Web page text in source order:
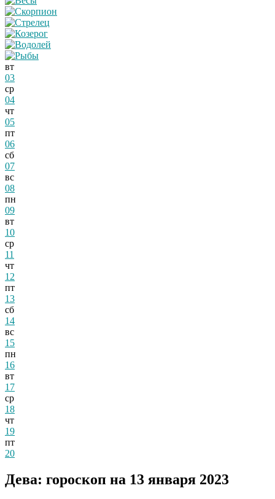
вт
03
ср
04
чт
05
пт
06
сб
07
вс
08
пн
09
вт
10
ср
11
чт
12
пт
13
сб
14
вс
15
пн
16
вт
17
ср
18
чт
19
пт
20
Дева: гороскоп на 13 января 2023